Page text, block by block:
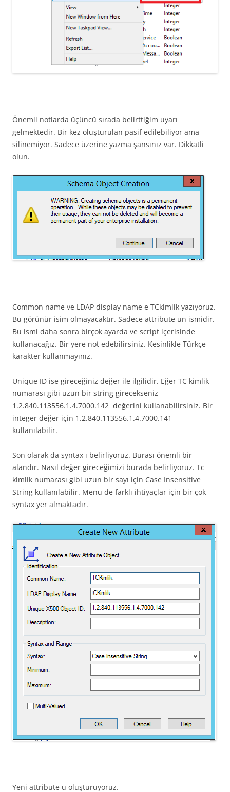
Önemli notlarda üçüncü sırada belirttiğim uyarı
gelmektedir. Bir kez oluşturulan pasif edilebiliyor ama
silinemiyor. Sadece üzerine yazma şansınız var. Dikkatli
olun.
Common name ve LDAP display name e TCkimlik yazıyoruz.
Bu görünür isim olmayacaktır. Sadece attribute un ismidir.
Bu ismi daha sonra birçok ayarda ve script içerisinde
kullanacağız. Bir yere not edebilirsiniz. Kesinlikle Türkçe
karakter kullanmayınız.
Unique ID ise gireceğiniz değer ile ilgilidir. Eğer TC kimlik
numarası gibi uzun bir string girecekseniz
1.2.840.113556.1.4.7000.142 değerini kullanabilirsiniz. Bir
integer değer için 1.2.840.113556.1.4.7000.141
kullanılabilir.
Son olarak da syntax ı belirliyoruz. Burası önemli bir
alandır. Nasıl değer gireceğimizi burada belirliyoruz. Tc
kimlik numarası gibi uzun bir sayı için Case Insensitive
String kullanılabilir. Menu de farklı ihtiyaçlar için bir çok
syntax yer almaktadır.
Yeni attribute u oluşturuyoruz.